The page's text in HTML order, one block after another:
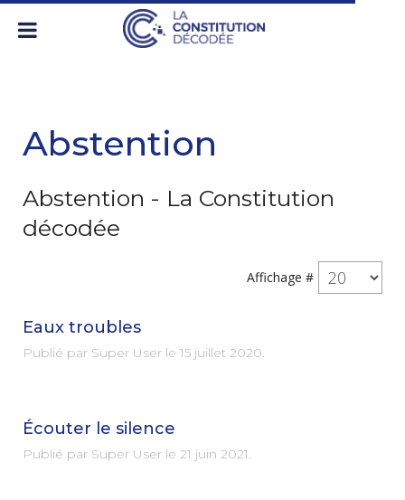
Abstention
Abstention - La Constitution
décodée
Affichage #
Eaux troubles
Publié par Super User le 15 juillet 2020.
Écouter le silence
Publié par Super User le 21 juin 2021.